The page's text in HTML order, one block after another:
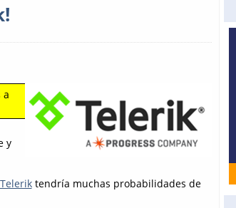
a
y
Teleriktendría muchas probabilidades de